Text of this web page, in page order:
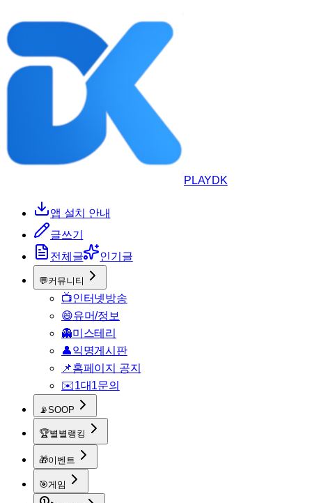
PLAYDK
앱 설치 안내
글쓰기
전체글
인기글
💬커뮤니티
📺인터넷방송
😄유머/정보
👻미스테리
👤익명게시판
📌홈페이지 공지
✉️1대1문의
📡SOOP
🏆별별랭킹
🎁이벤트
🎯게임